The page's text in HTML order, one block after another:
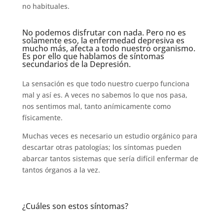
no habituales.
No podemos disfrutar con nada. Pero no es
solamente eso, la enfermedad depresiva es
mucho más, afecta a todo nuestro organismo.
Es por ello que hablamos de síntomas
secundarios de la Depresión.
La sensación es que todo nuestro cuerpo funciona
mal y así es. A veces no sabemos lo que nos pasa,
nos sentimos mal, tanto anímicamente como
físicamente.
Muchas veces es necesario un estudio orgánico para
descartar otras patologías; los síntomas pueden
abarcar tantos sistemas que sería difícil enfermar de
tantos órganos a la vez.
¿Cuáles son estos síntomas?